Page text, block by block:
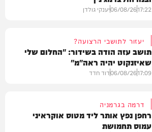
17:22
06/08/26יענקי גולדן
יעזור לתושבי הרצועה?
תושב עזה הודה בשידור: "החלום שלי
שאיזנקוט יהיה ראה"מ"
17:09
06/08/26דוד חדד
דרמה בגרמניה
רחפן נפץ אותר ליד מטוס אוקראיני
עמוס תחמושת